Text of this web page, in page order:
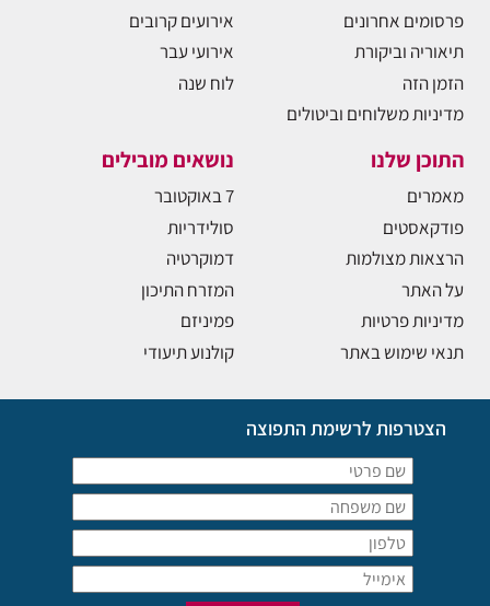
פרסומים אחרונים
תיאוריה וביקורת
הזמן הזה
מדיניות משלוחים וביטולים
אירועים קרובים
אירועי עבר
לוח שנה
התוכן שלנו
מאמרים
פודקאסטים
הרצאות מצולמות
על האתר
מדיניות פרטיות
תנאי שימוש באתר
נושאים מובילים
7 באוקטובר
סולידריות
דמוקרטיה
המזרח התיכון
פמיניזם
קולנוע תיעודי
הצטרפות לרשימת התפוצה